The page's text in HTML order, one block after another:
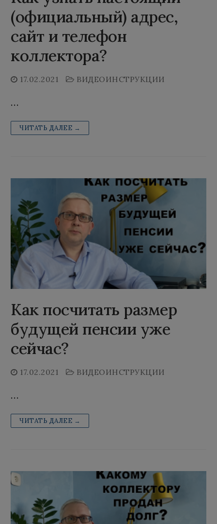
(официальный) адрес,
сайт и телефон
коллектора?
17.02.2021 ВИДЕОИНСТРУКЦИИ
…
ЧИТАТЬ ДАЛЕЕ →
Как посчитать размер
будущей пенсии уже
сейчас?
17.02.2021 ВИДЕОИНСТРУКЦИИ
…
ЧИТАТЬ ДАЛЕЕ →